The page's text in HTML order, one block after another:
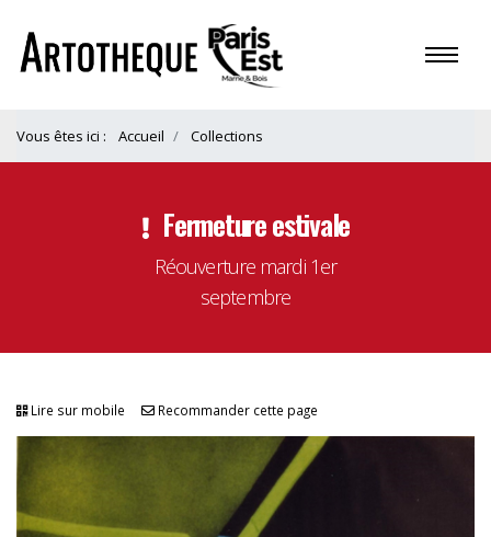
Vous êtes ici : Accueil Collections
Fermeture estivale
Réouverture mardi 1er
septembre
Lire sur mobile Recommander cette page